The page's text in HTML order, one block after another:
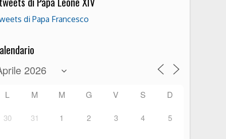
di Papa Francesco
L M M G V S D
30 31 1 2 3 4 5